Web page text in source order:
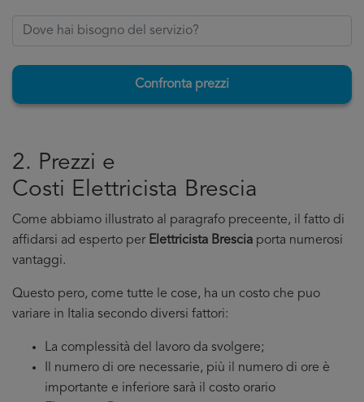
Confronta prezzi
2. Prezzi e
Costi Elettricista Brescia
Come abbiamo illustrato al paragrafo preceente, il fatto di
affidarsi ad esperto per Elettricista Brescia porta numerosi
vantaggi.
Questo pero, come tutte le cose, ha un costo che puo
variare in Italia secondo diversi fattori:
La complessità del lavoro da svolgere;
Il numero di ore necessarie, più il numero di ore è
importante e inferiore sarà il costo orario